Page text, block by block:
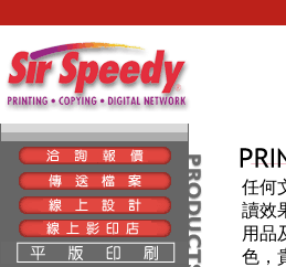
任何
讀效
用品
色，